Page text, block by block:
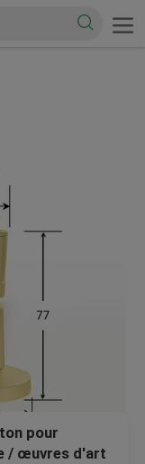
pour
/ œuvres d'art